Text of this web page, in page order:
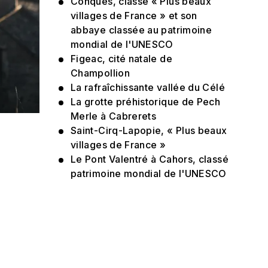
villages de France » et son
abbaye classée au patrimoine
mondial de l'UNESCO
Figeac, cité natale de
Champollion
La rafraîchissante vallée du Célé
La grotte préhistorique de Pech
Merle à Cabrerets
Saint-Cirq-Lapopie, « Plus beaux
villages de France »
Le Pont Valentré à Cahors, classé
patrimoine mondial de l'UNESCO